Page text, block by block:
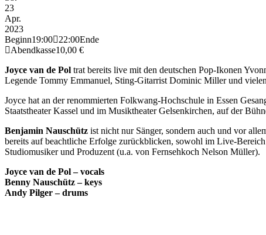
23
Apr.
2023
Beginn19:00 22:00Ende
Abendkasse10,00 €
Joyce van de Pol trat bereits live mit den deutschen Pop-Ikonen
Legende Tommy Emmanuel, Sting-Gitarrist Dominic Miller und
Joyce hat an der renommierten Folkwang-Hochschule in Essen
Staatstheater Kassel und im Musiktheater Gelsenkirchen, auf der
Benjamin Nauschütz ist nicht nur Sänger, sondern auch und vor
bereits auf beachtliche Erfolge zurückblicken, sowohl im Live-
Studiomusiker und Produzent (u.a. von Fernsehkoch Nelson Müller).
Joyce van de Pol – vocals
Benny Nauschütz – keys
Andy Pilger – drums